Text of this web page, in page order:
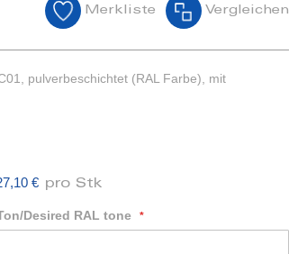
Merkliste Vergleichen
pulverbeschichtet (RAL Farbe), mit
€ pro Stk
Desired RAL tone